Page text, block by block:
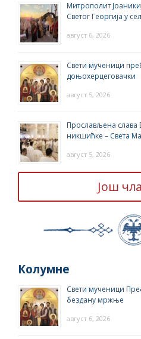
Митрополит
Светог Георгија у
август 6, 2026
Свети мученици
доњохерцеговачки
август 5, 2026
Прослављена слава
никшићке – Света
август 5, 2026
Још
Колумне
Свети мученици
бездану мржње
август 6, 2026